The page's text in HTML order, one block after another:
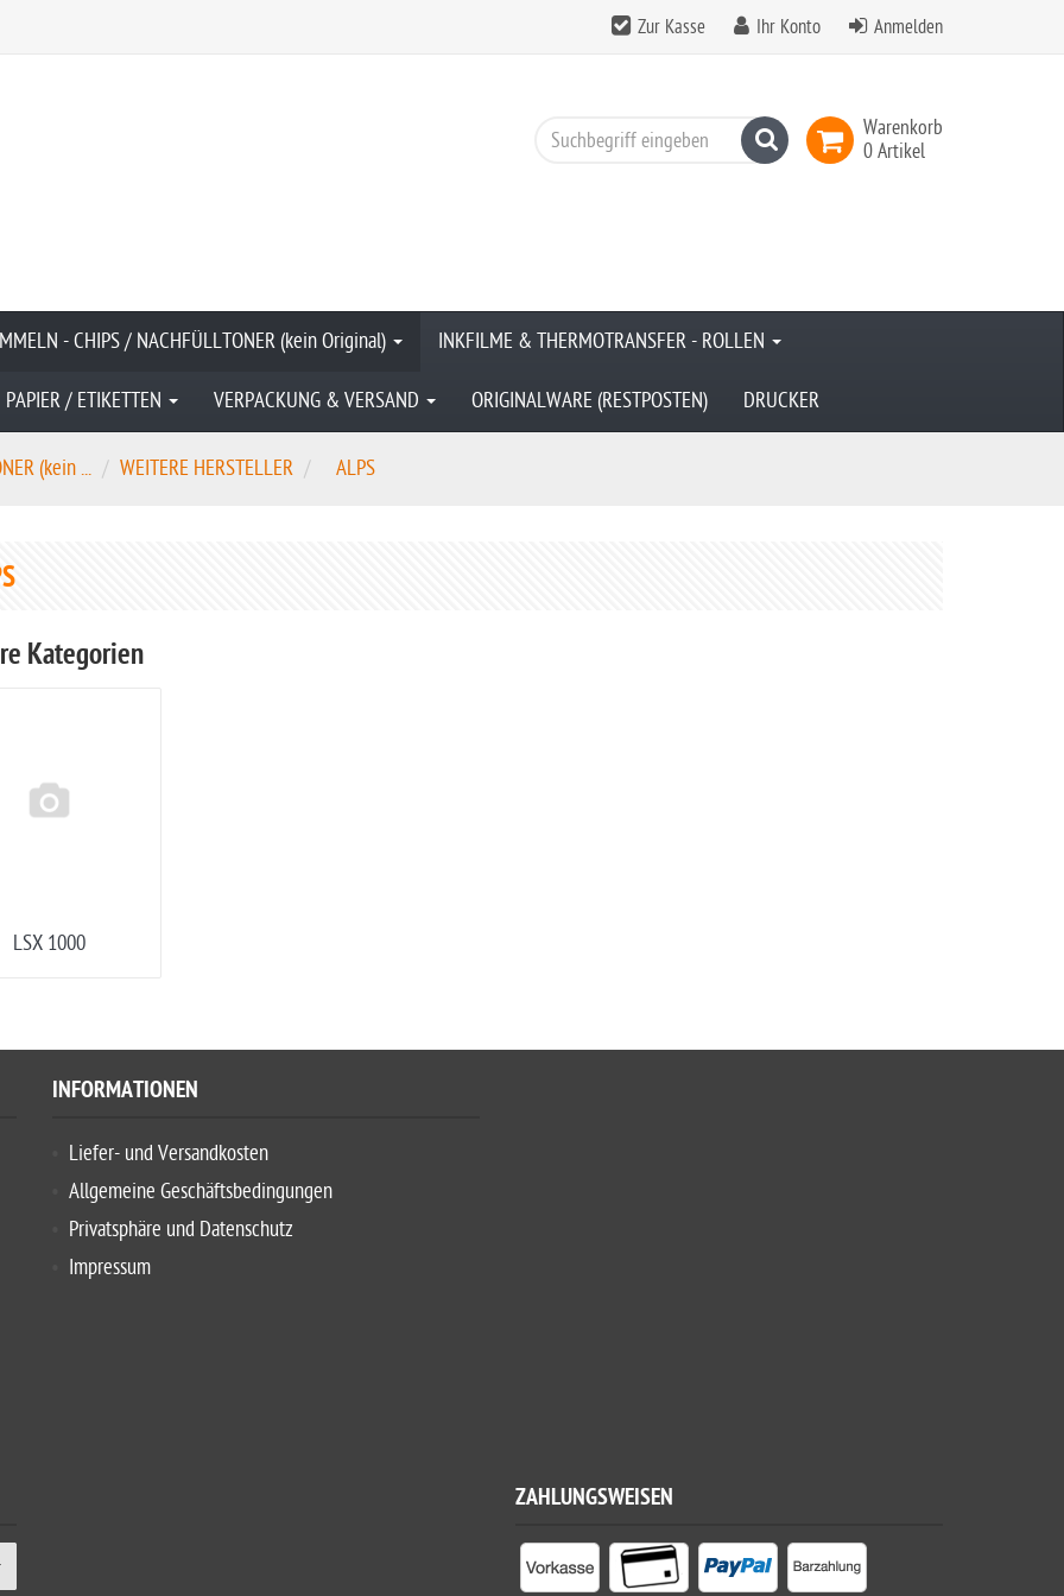
Zur Kasse Ihr Konto Anmelden
Warenkorb
0 Artikel
Suchen
- CHIPS / NACHFÜLLTONER (kein Original) INKFILME & THERMOTRANSFER - ROLLEN
PAPIER / ETIKETTEN VERPACKUNG & VERSAND ORIGINALWARE (RESTPOSTEN) DRUCKER
(kein ... WEITERE HERSTELLER ALPS
Kategorien
LSX 1000
INFORMATIONEN
Liefer- und Versandkosten
Allgemeine Geschäftsbedingungen
Privatsphäre und Datenschutz
Impressum
ZAHLUNGSWEISEN